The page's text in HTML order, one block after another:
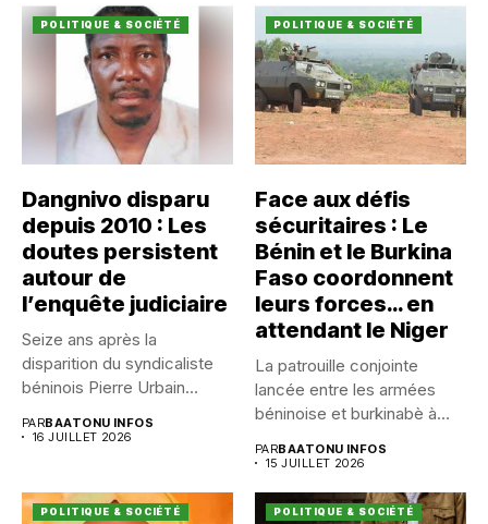
POLITIQUE & SOCIÉTÉ
Dangnivo disparu
depuis 2010 : Les
doutes persistent
autour de
l’enquête judiciaire
Seize ans après la
disparition du syndicaliste
béninois Pierre Urbain
PARBAATONU INFOS
16 JUILLET 2026
POLITIQUE & SOCIÉTÉ
Face aux défis
sécuritaires : Le
Bénin et le Burkina
Faso coordonnent
leurs forces… en
attendant le Niger
La patrouille conjointe
lancée entre les armées
béninoise et burkinabè à
PARBAATONU INFOS
15 JUILLET 2026
POLITIQUE & SOCIÉTÉ POLITIQUE & SOCIÉTÉ